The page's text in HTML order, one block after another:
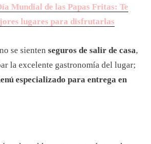
Mundial de las Papas Fritas: Te
lugares para disfrutarlas
se sienten seguros de salir de casa,
la excelente gastronomía del lugar;
especializado para entrega en